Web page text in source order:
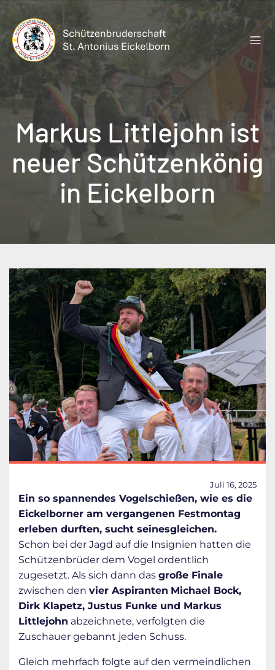
springen
Markus Littlejohn ist
neuer Schützenkönig
in Eickelborn
Juli 16, 2025
Ein so spannendes Vogelschießen, wie es die
Eickelborner am vergangenen Festmontag
erleben durften, sucht seinesgleichen.
Schon bei der Jagd auf die Insignien hatten die
Schützenbrüder dem Vogel ordentlich
zugesetzt. Als sich dann das große Finale
zwischen den vier Aspiranten Michael Bock,
Dirk Klapetz, Justus Funke und Markus
Littlejohn abzeichnete, verfolgten die
Zuschauer gebannt jeden Schuss.
Gleich mehrfach folgte auf den vermeindlichen